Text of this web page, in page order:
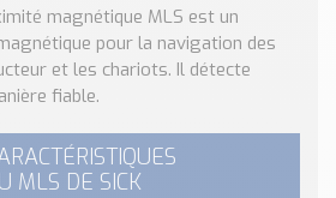
pour les brasseries et micro-
techniques
magnétique MLS est un
pour la navigation des
et les chariots. Il détecte
fiable.
MLS DE SICK